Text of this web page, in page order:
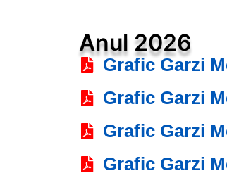
Anul 2026
Grafic Garzi
Grafic Garzi
Grafic Garzi
Grafic Garzi